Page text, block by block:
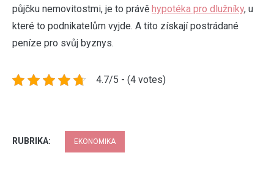
půjčku nemovitostmi, je to právě hypotéka pro dlužníky, u
které to podnikatelům vyjde. A tito získají postrádané
peníze pro svůj byznys.
4.7/5 - (4 votes)
RUBRIKA: EKONOMIKA